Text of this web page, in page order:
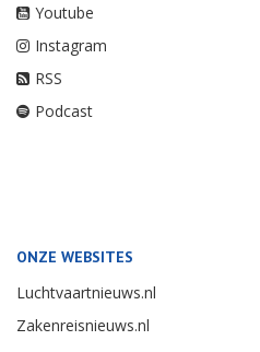
Youtube
Instagram
RSS
Podcast
ONZE WEBSITES
Luchtvaartnieuws.nl
Zakenreisnieuws.nl